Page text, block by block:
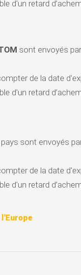
d'un retard
sont envoyés
de la date
d'un retard
sont envoyés
de la date
d'un retard